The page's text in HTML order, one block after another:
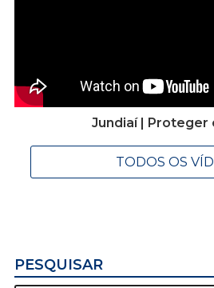
Jundiaí | Proteger
TODOS OS
PESQUISAR